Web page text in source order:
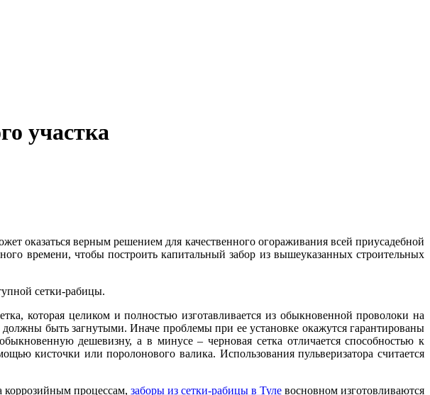
участка
оказаться верным решением для качественного огораживания всей приусадебной
времени, чтобы построить капитальный забор из вышеуказанных строительных
сетки-рабицы.
которая целиком и полностью изготавливается из обыкновенной проволоки на
быть загнутыми. Иначе проблемы при ее установке окажутся гарантированы
дешевизну, а в минусе – черновая сетка отличается способностью к
кисточки или поролонового валика. Использования пульверизатора считается
коррозийным процессам, заборы из сетки-рабицы в Тулевосновном изготовливаются